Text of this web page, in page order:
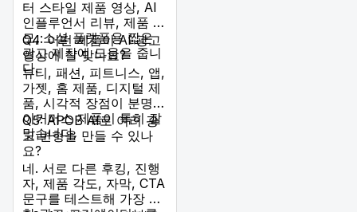
터 스타일 제품 영상, AI
인플루언서 리뷰, 제품 데
모, 소셜 플랫폼용 짧은
광고 제작에 도움을 줍니
다.
Q4: 어떤 제품이 AI 광고
영상에 잘 맞나요?
뷰티, 패션, 피트니스, 앱,
가젯, 홈 제품, 디지털 제
품, 시각적 장점이 분명한
이커머스 제품이 특히 잘
맞습니다.
Q5: APOB AI로 여러 광
고 변형을 만들 수 있나
요?
네. 서로 다른 후킹, 진행
자, 제품 각도, 자막, CTA
문구를 테스트해 가장 강